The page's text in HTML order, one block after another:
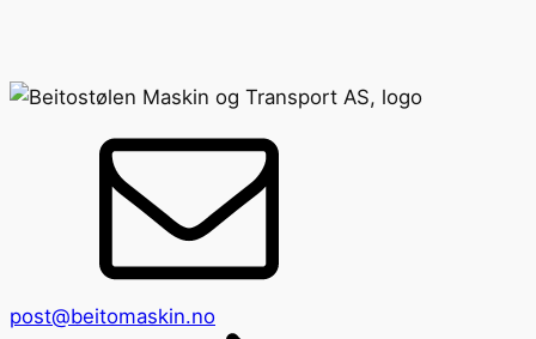
post@beitomaskin.no